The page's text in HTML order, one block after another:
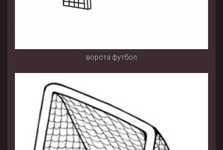
ворота футбол